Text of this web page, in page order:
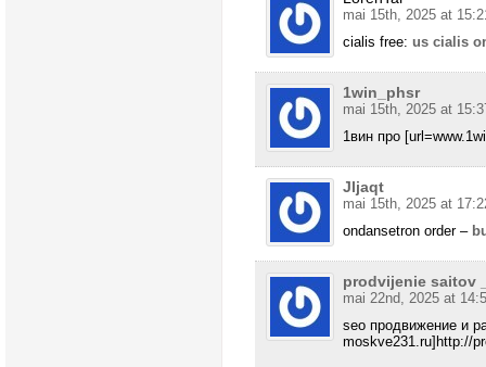
mai 15th, 2025 at
cialis free: us cialis
1win_phsr
mai 15th, 2025 at
1вин про
Jljaqt
mai 15th, 2025 at
ondansetron order –
prodvijenie saitov
mai 22nd, 2025 at
seo продвижение и
moskve231.ru]http://